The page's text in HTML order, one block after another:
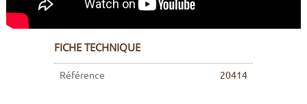
FICHE TECHNIQUE
Référence 20414